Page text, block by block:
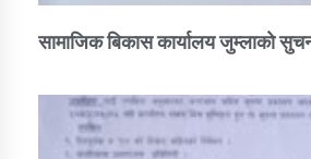
सामाजिक बिकास कार्यालय जुम्लाकाे